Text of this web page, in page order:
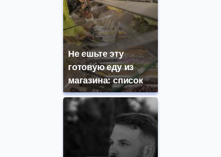
Не ешьте эту
готовую еду из
магазина: список